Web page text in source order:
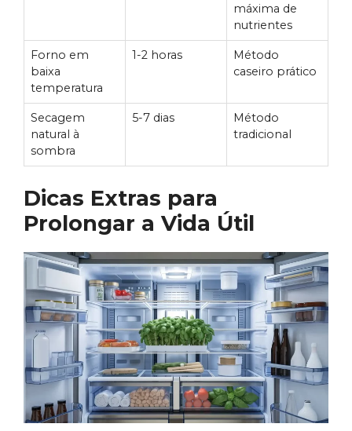
máxima de
nutrientes
Forno em
baixa
temperatura
1-2 horas
Método
caseiro prático
Secagem
natural à
sombra
5-7 dias
Método
tradicional
Dicas Extras para
Prolongar a Vida Útil